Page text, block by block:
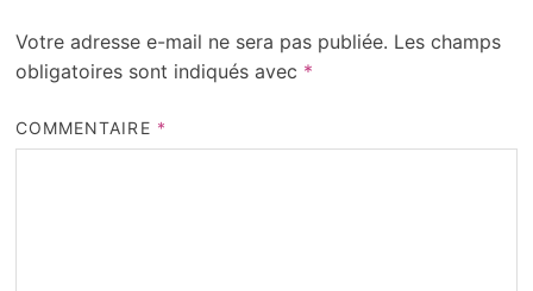
Votre adresse e-mail ne sera pas publiée. Les champs
obligatoires sont indiqués avec *
COMMENTAIRE *